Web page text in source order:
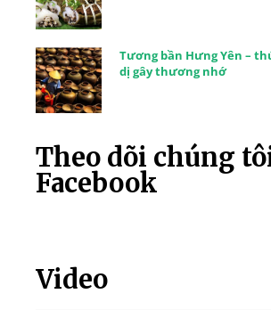
Tương bần Hưng Yên –
dị gây thương nhớ
Theo dõi chúng
Facebook
Video